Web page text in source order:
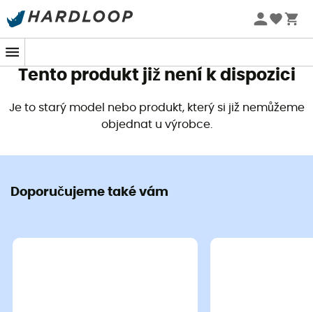
Letní akce 🔥 -5 % EXTRA při nákupu 2 produktů* s kódem
Tento produkt již není k dispozici
Je to starý model nebo produkt, který si již nemůžeme
objednat u výrobce.
Doporučujeme také vám